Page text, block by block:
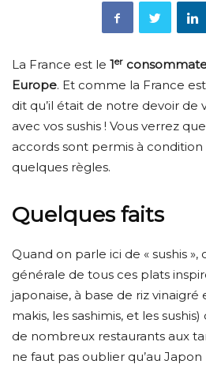
La France est le 1er
Europe. Et comme la France
dit qu’il était de notre devoir de
avec vos sushis ! Vous verrez
accords sont permis à
quelques règles.
Quelques faits
Quand on parle ici de « sushis
générale de tous ces plats
japonaise, à base de riz vinaigré
makis, les sashimis, et les
de nombreux restaurants aux
ne faut pas oublier qu’au